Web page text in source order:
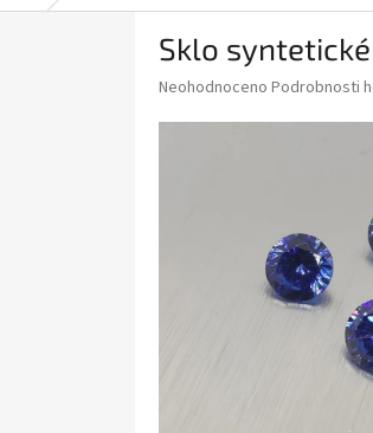
Sklo
Průměrné
Neohodnoceno Podrobnosti